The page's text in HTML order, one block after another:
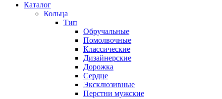
Каталог
Кольца
Тип
Обручальные
Помолвочные
Классические
Дизайнерские
Дорожка
Сердце
Эксклюзивные
Перстни мужские